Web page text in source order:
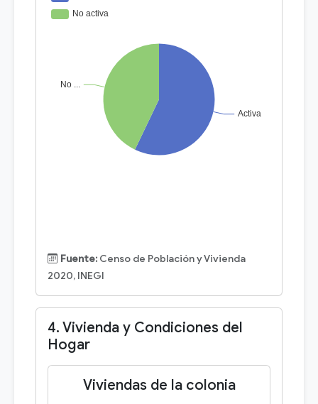
Fuente: Censo de Población y Vivienda
2020, INEGI
4. Vivienda y Condiciones del
Hogar
Viviendas de la colonia